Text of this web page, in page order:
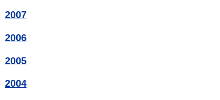
2007
2006
2005
2004